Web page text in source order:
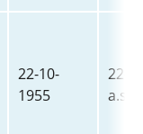
22-10-
1955
22-
a.s.